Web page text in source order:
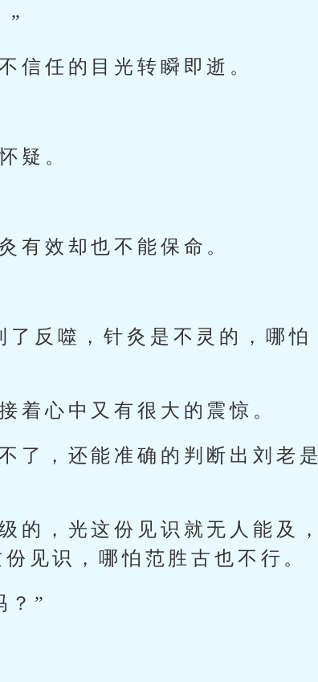
”
信任的目光转瞬即逝。
疑。
有效却也不能保命。
反噬，针灸是不灵的，哪怕
着心中又有很大的震惊。
了，还能准确的判断出刘老是
的，光这份见识就无人能及，
见识，哪怕范胜古也不行。
？”